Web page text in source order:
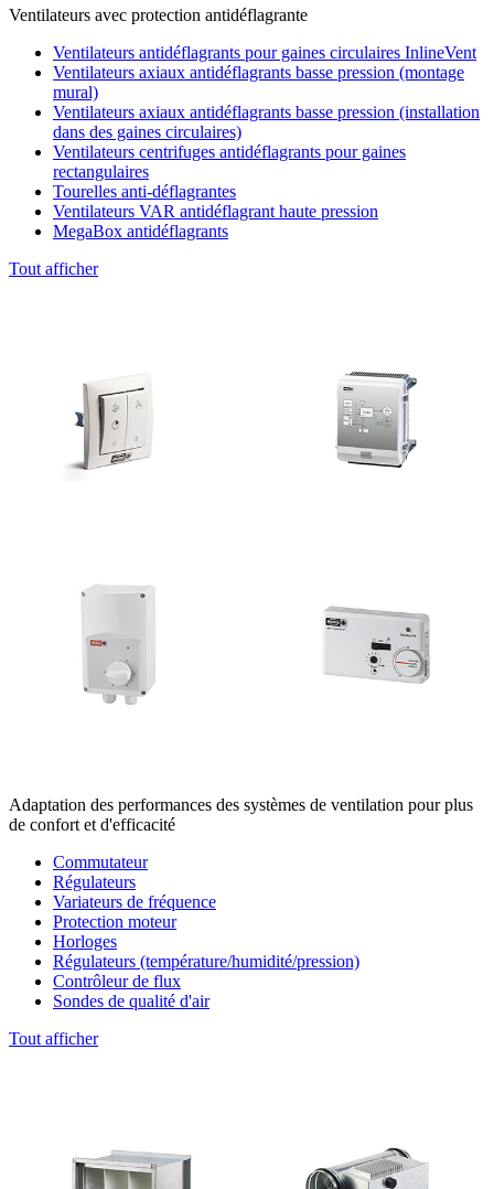
Ventilateurs avec protection antidéflagrante
Ventilateurs antidéflagrants pour gaines circulaires InlineVent
Ventilateurs axiaux antidéflagrants basse pression (montage
mural)
Ventilateurs axiaux antidéflagrants basse pression (installation
dans des gaines circulaires)
Ventilateurs centrifuges antidéflagrants pour gaines
rectangulaires
Tourelles anti-déflagrantes
Ventilateurs VAR antidéflagrant haute pression
MegaBox antidéflagrants
Tout afficher
Adaptation des performances des systèmes de ventilation pour plus
de confort et d'efficacité
Commutateur
Régulateurs
Variateurs de fréquence
Protection moteur
Horloges
Régulateurs (température/humidité/pression)
Contrôleur de flux
Sondes de qualité d'air
Tout afficher